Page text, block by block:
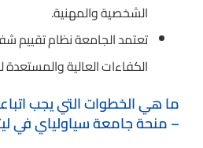
الشخصية والمهنية.
تعتمد الجامعة نظام تقييم
الكفاءات العالية والمستعدة
ما هي الخطوات التي يجب
– منحة جامعة سياولياي في